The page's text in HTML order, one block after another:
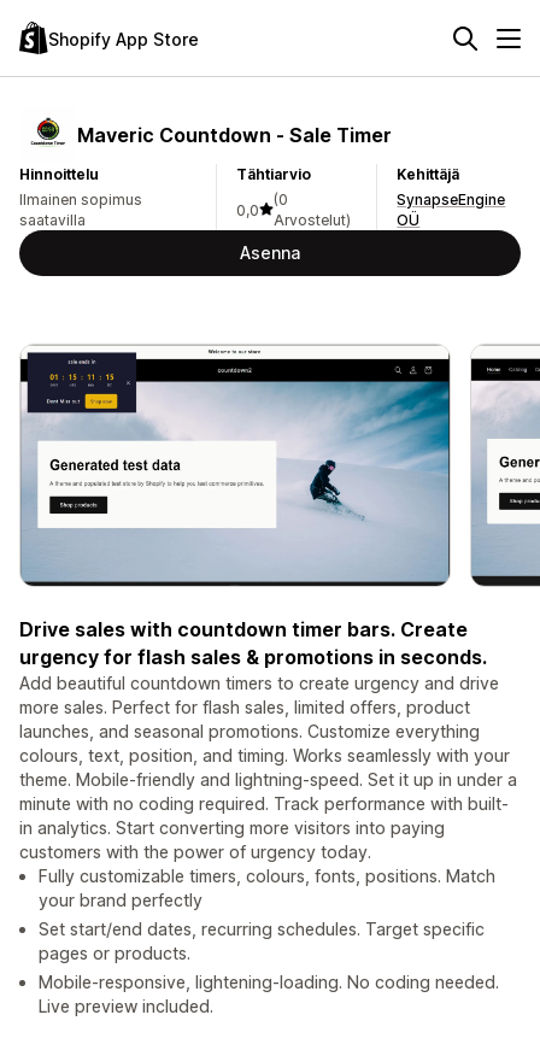
Shopify App Store
Maveric Countdown ‑ Sale Timer
Hinnoittelu
Ilmainen sopimus
saatavilla
Tähtiarvio
0,0
(0
Arvostelut)
Kehittäjä
SynapseEngine
OÜ
Asenna
Drive sales with countdown timer bars. Create
urgency for flash sales & promotions in seconds.
Add beautiful countdown timers to create urgency and drive
more sales. Perfect for flash sales, limited offers, product
launches, and seasonal promotions. Customize everything
colours, text, position, and timing. Works seamlessly with your
theme. Mobile-friendly and lightning-speed. Set it up in under a
minute with no coding required. Track performance with built-
in analytics. Start converting more visitors into paying
customers with the power of urgency today.
Fully customizable timers, colours, fonts, positions. Match
your brand perfectly
Set start/end dates, recurring schedules. Target specific
pages or products.
Mobile-responsive, lightening-loading. No coding needed.
Live preview included.